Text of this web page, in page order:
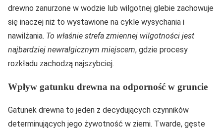
drewno zanurzone w wodzie lub wilgotnej glebie zachowuje
się inaczej niż to wystawione na cykle wysychania i
nawilżania. To właśnie strefa zmiennej wilgotności jest
najbardziej newralgicznym miejscem, gdzie procesy
rozkładu zachodzą najszybciej.
Wpływ gatunku drewna na odporność w gruncie
Gatunek drewna to jeden z decydujących czynników
determinujących jego żywotność w ziemi. Twarde, gęste